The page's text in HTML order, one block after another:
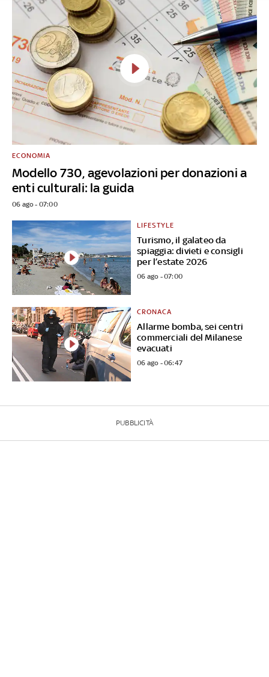
Modello 730, agevolazioni per donazioni a
enti culturali: la guida
ECONOMIA
06 ago - 07:00
Turismo, il galateo da
spiaggia: divieti e consigli
per l’estate 2026
LIFESTYLE
06 ago - 07:00
Allarme bomba, sei centri
commerciali del Milanese
evacuati
CRONACA
06 ago - 06:47
PUBBLICITÀ